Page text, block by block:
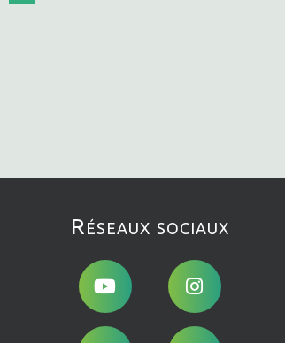
Réseaux sociaux